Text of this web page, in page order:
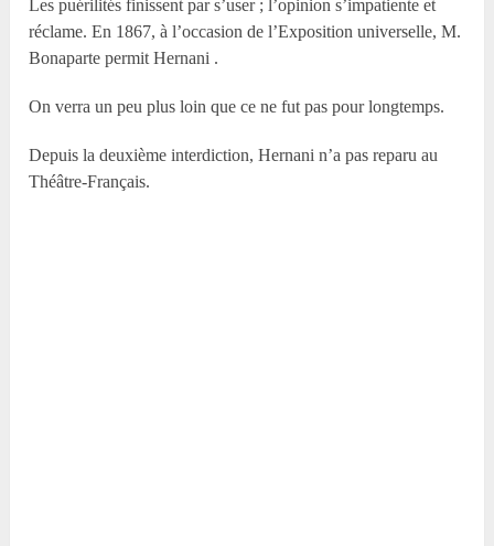
Les puérilités finissent par s’user ; l’opinion s’impatiente et
réclame. En 1867, à l’occasion de l’Exposition universelle, M.
Bonaparte permit Hernani .
On verra un peu plus loin que ce ne fut pas pour longtemps.
Depuis la deuxième interdiction, Hernani n’a pas reparu au
Théâtre-Français.